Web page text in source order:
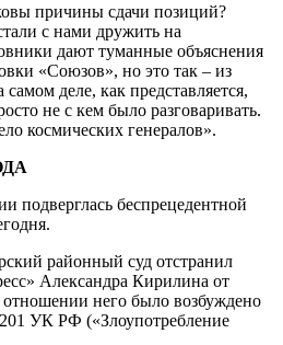
причины сдачи позиций?
с нами дружить на
дают туманные объяснения
«Союзов», но это так – из
деле, как представляется,
не с кем было разговаривать.
космических генералов».
подверглась беспрецедентной
районный суд отстранил
Александра Кирилина от
него было возбуждено
УК РФ («Злоупотребление